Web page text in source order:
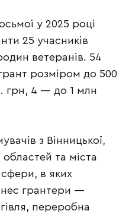
у 2025 році
25 учасників
ветеранів. 54
розміром до 500
грн, 4 — до 1 млн
з Вінницької,
областей та міста
в яких
грантери —
переробна